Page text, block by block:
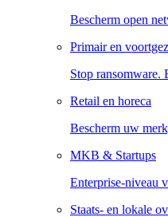
Bescherm open
Primair en
Stop ransomware.
Retail en horeca
Bescherm uw
MKB & Startups
Enterprise-niveau
Staats- en lokale